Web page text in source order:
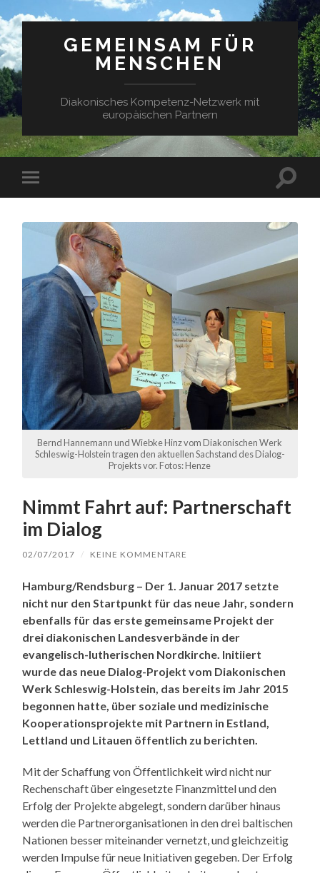
GEMEINSAM FÜR
MENSCHEN
Diakonisches Kompetenz-Netzwerk mit
europäischen Partnern
Mobile-
Menü
Bernd Hannemann und Wiebke Hinz vom Diakonischen Werk
Schleswig-Holstein tragen den aktuellen Sachstand des Dialog-
Projekts vor. Fotos: Henze
Nimmt Fahrt auf: Partnerschaft
im Dialog
02/07/2017 / KEINE KOMMENTARE
Hamburg/Rendsburg – Der 1. Januar 2017 setzte
nicht nur den Startpunkt für das neue Jahr, sondern
ebenfalls für das erste gemeinsame Projekt der
drei diakonischen Landesverbände in der
evangelisch-lutherischen Nordkirche. Initiiert
wurde das neue Dialog-Projekt vom Diakonischen
Werk Schleswig-Holstein, das bereits im Jahr 2015
begonnen hatte, über soziale und medizinische
Kooperationsprojekte mit Partnern in Estland,
Lettland und Litauen öffentlich zu berichten.
Mit der Schaffung von Öffentlichkeit wird nicht nur
Rechenschaft über eingesetzte Finanzmittel und den
Erfolg der Projekte abgelegt, sondern darüber hinaus
werden die Partnerorganisationen in den drei baltischen
Nationen besser miteinander vernetzt, und gleichzeitig
werden Impulse für neue Initiativen gegeben. Der Erfolg